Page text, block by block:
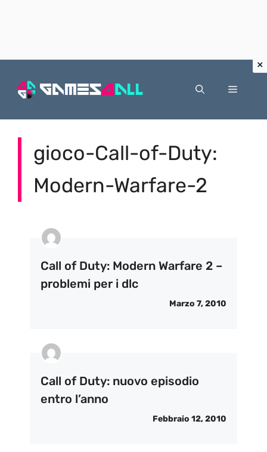
Menu
gioco-Call-of-Duty:
Modern-Warfare-2
Call of Duty: Modern Warfare 2 –
problemi per i dlc
Marzo 7, 2010
Call of Duty: nuovo episodio
entro l’anno
Febbraio 12, 2010